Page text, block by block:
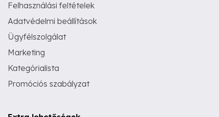
Felhasználási feltételek
Adatvédelmi beállítások
Ügyfélszolgálat
Marketing
Kategórialista
Promóciós szabályzat